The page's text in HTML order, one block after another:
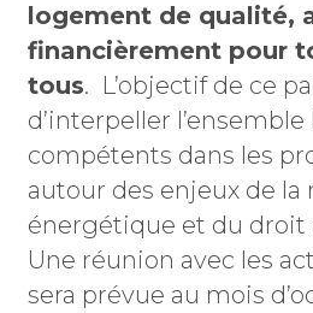
logement de qualité,
financièrement pour
tous. L’objectif de ce
d’interpeller
compétents dans les
autour des enjeux de la
énergétique et du droit
Une réunion avec les
sera prévue au mois